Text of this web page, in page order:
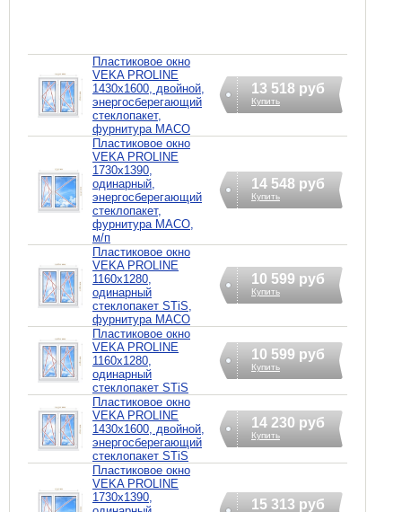
Пластиковое окно
VEKA PROLINE
1430х1600, двойной,
энергосберегающий
стеклопакет,
фурнитура MACO
13 518 руб
Купить
Пластиковое окно
VEKA PROLINE
1730х1390,
одинарный,
энергосберегающий
стеклопакет,
фурнитура MACO,
м/п
14 548 руб
Купить
Пластиковое окно
VEKA PROLINE
1160х1280,
одинарный
стеклопакет STiS,
фурнитура MACO
10 599 руб
Купить
Пластиковое окно
VEKA PROLINE
1160х1280,
одинарный
стеклопакет STiS
10 599 руб
Купить
Пластиковое окно
VEKA PROLINE
1430х1600, двойной,
энергосберегающий
стеклопакет STiS
14 230 руб
Купить
Пластиковое окно
VEKA PROLINE
1730х1390,
15 313 руб